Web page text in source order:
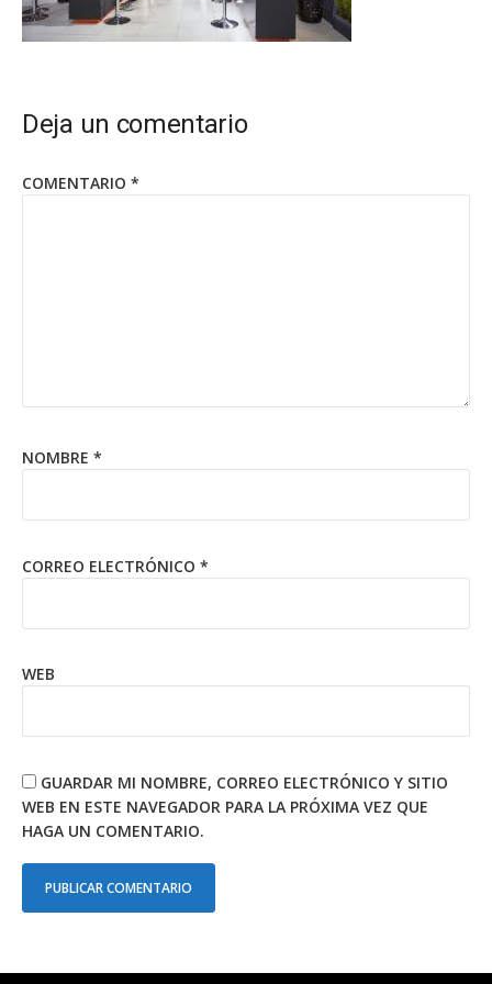
Deja un comentario
COMENTARIO *
NOMBRE *
CORREO ELECTRÓNICO *
WEB
GUARDAR MI NOMBRE, CORREO ELECTRÓNICO Y SITIO
WEB EN ESTE NAVEGADOR PARA LA PRÓXIMA VEZ QUE
HAGA UN COMENTARIO.